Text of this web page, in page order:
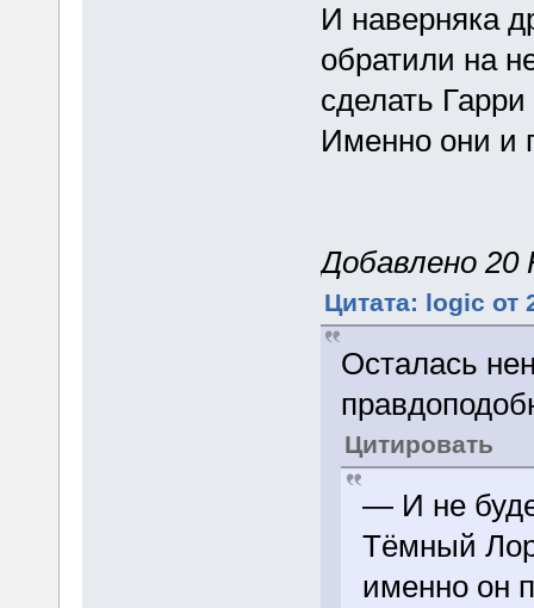
И наверняка
обратили на
сделать
Именно они и
Добавлено 20
Цитата: logic от
Осталась
Цитировать
— И не
Тёмный
именно он